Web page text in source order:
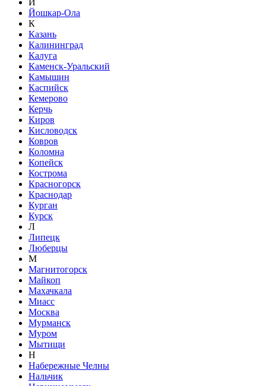
Й
Йошкар-Ола
К
Казань
Калининград
Калуга
Каменск-Уральский
Камышин
Каспийск
Кемерово
Керчь
Киров
Кисловодск
Ковров
Коломна
Копейск
Кострома
Красногорск
Краснодар
Курган
Курск
Л
Липецк
Люберцы
М
Магнитогорск
Майкоп
Махачкала
Миасс
Москва
Мурманск
Муром
Мытищи
Н
Набережные Челны
Нальчик